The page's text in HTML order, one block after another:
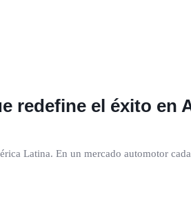
redefine el éxito en
Latina. En un mercado automotor